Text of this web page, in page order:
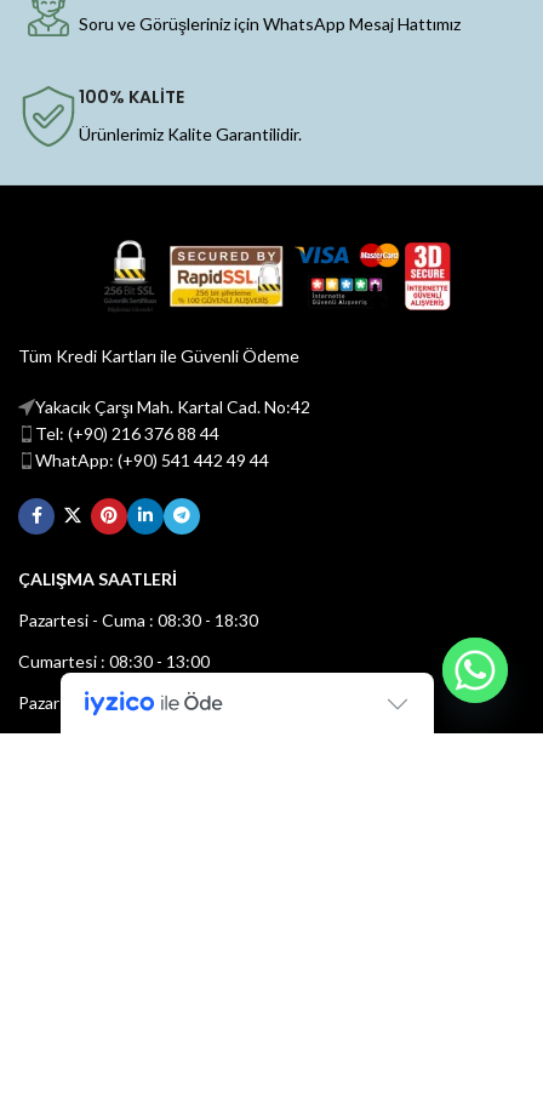
Soru ve Görüşleriniz için WhatsApp Mesaj Hattımız
100% KALİTE
Ürünlerimiz Kalite Garantilidir.
Tüm Kredi Kartları ile Güvenli Ödeme
Yakacık Çarşı Mah. Kartal Cad. No:42
Tel: (+90) 216 376 88 44
WhatApp: (+90) 541 442 49 44
ÇALIŞMA SAATLERİ
Pazartesi - Cuma : 08:30 - 18:30
Cumartesi : 08:30 - 13:00
Pazar: Kapalı